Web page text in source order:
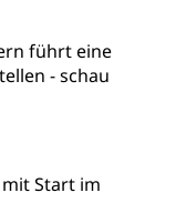
führt eine
- schau
Start im
Luzern)
Luzern)
dritte